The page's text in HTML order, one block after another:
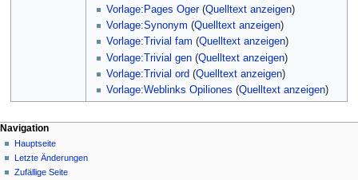
Vorlage:Pages Oger(Quelltext anzeigen)
Vorlage:Synonym (Quelltext anzeigen)
Vorlage:Trivial fam (Quelltext anzeigen)
Vorlage:Trivial gen (Quelltext anzeigen)
Vorlage:Trivial ord (Quelltext anzeigen)
Vorlage:Weblinks Opiliones (Quelltext anzeigen)
Navigation
Hauptseite
Letzte Änderungen
Zufällige Seite